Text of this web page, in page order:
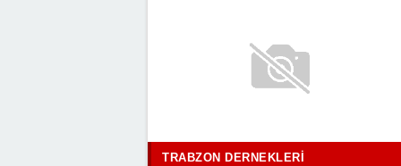
TRABZON DERNEKLERI